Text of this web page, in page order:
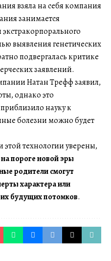
взяла на себя компания
занимается
выявления генетических
подвергалась критике
заявлений.
Натан Трефф заявил,
однако это
науку к
болезни можно будет
технологии уверены,
на пороге новой эры
родители смогут
характера или
будущих потомков.